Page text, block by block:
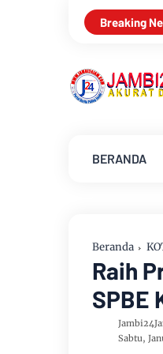
Breaking
BERANDA
Beranda
Raih
SPBE
Sabtu,